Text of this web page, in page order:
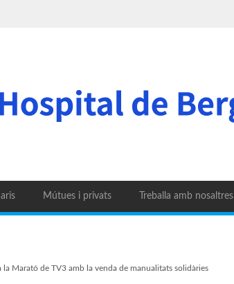
Mútues i privats Treballa amb nosaltres
Marató de TV3 amb la venda de manualitats solidàries